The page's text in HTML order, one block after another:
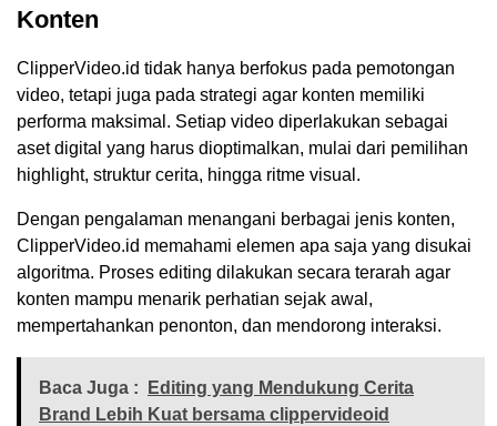
Konten
ClipperVideo.id tidak hanya berfokus pada pemotongan
video, tetapi juga pada strategi agar konten memiliki
performa maksimal. Setiap video diperlakukan sebagai
aset digital yang harus dioptimalkan, mulai dari pemilihan
highlight, struktur cerita, hingga ritme visual.
Dengan pengalaman menangani berbagai jenis konten,
ClipperVideo.id memahami elemen apa saja yang disukai
algoritma. Proses editing dilakukan secara terarah agar
konten mampu menarik perhatian sejak awal,
mempertahankan penonton, dan mendorong interaksi.
Baca Juga :
Editing yang Mendukung Cerita
Brand Lebih Kuat bersama clippervideoid